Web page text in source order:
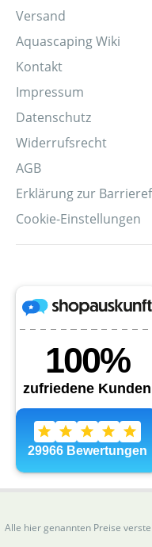
Versand
Aquascaping Wiki
Kontakt
Impressum
Datenschutz
Widerrufsrecht
AGB
Erklärung zur
Cookie-Einstellungen
Alle hier genannten Preise